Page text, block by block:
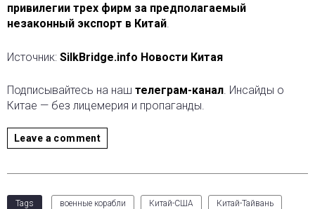
привилегии трех фирм за предполагаемый
незаконный экспорт в Китай.
Источник: SilkBridge.info Новости Китая
Подписывайтесь на наш телеграм-канал. Инсайды о
Китае — без лицемерия и пропаганды.
Leave a comment
Tags военные корабли Китай-США Китай-Тайвань